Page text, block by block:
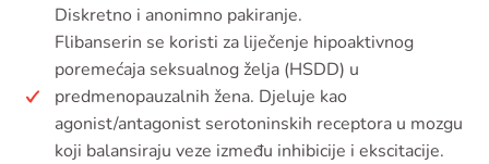
Diskretno i anonimno pakiranje.
Flibanserin se koristi za liječenje hipoaktivnog
poremećaja seksualnog želja (HSDD) u
predmenopauzalnih žena. Djeluje kao
agonist/antagonist serotoninskih receptora u mozgu
koji balansiraju veze između inhibicije i ekscitacije.